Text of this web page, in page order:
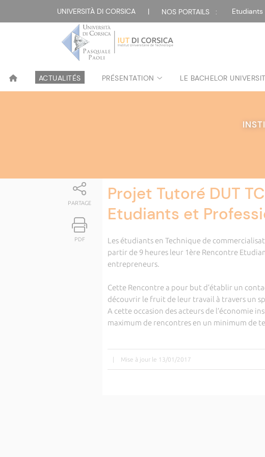
UNIVERSITÀ DI CORSICA | NOS PORTAILS : Etudiants
ACTUALITÉS PRÉSENTATION LE BACHELOR
PARTAGE
PDF
Projet Tutoré DUT
Etudiants et
Les étudiants en Technique de
partir de 9 heures leur 1ère Rencontre
entrepreneurs.
Cette Rencontre a pour but d’établir un
découvrir le fruit de leur travail à travers un
A cette occasion des acteurs de l’économie
maximum de rencontres en un minimum de
| Mise à jour le 13/01/2017